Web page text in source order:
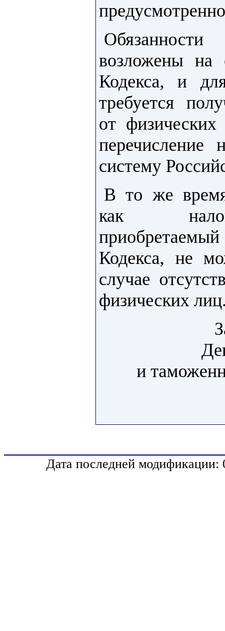
Обязанности
возложены на
Кодекса, и
требуется
от
систему
В то же время
как
Кодекса, не
случае
физических
и
Дата последней модификации: